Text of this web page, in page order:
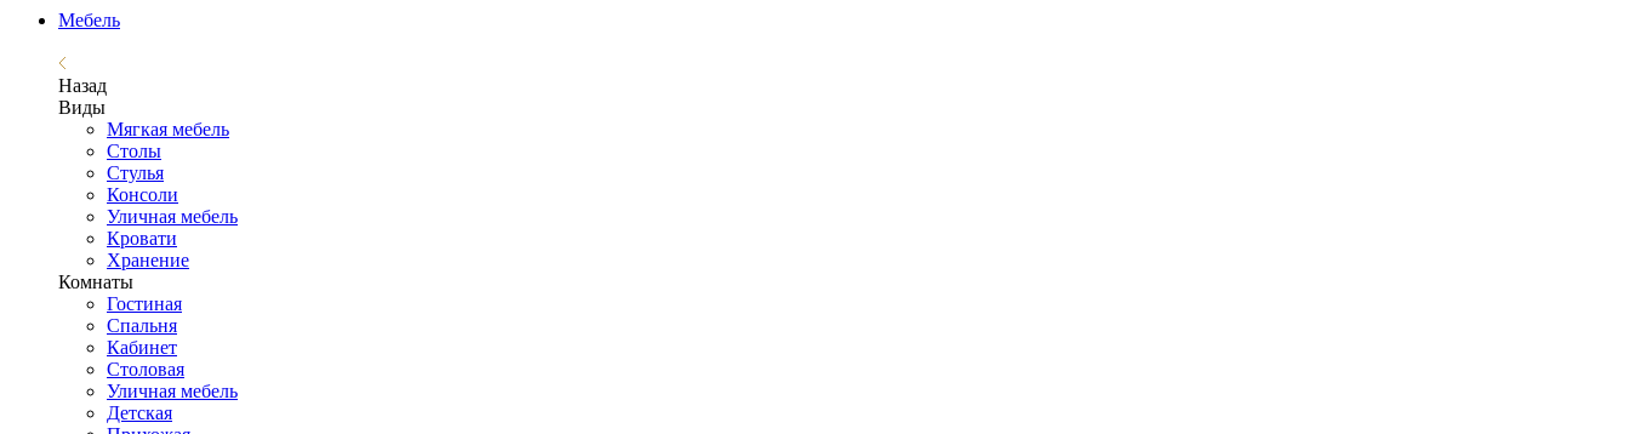
Мебель
Назад
Виды
Мягкая мебель
Столы
Стулья
Консоли
Уличная мебель
Кровати
Хранение
Комнаты
Гостиная
Спальня
Кабинет
Столовая
Уличная мебель
Детская